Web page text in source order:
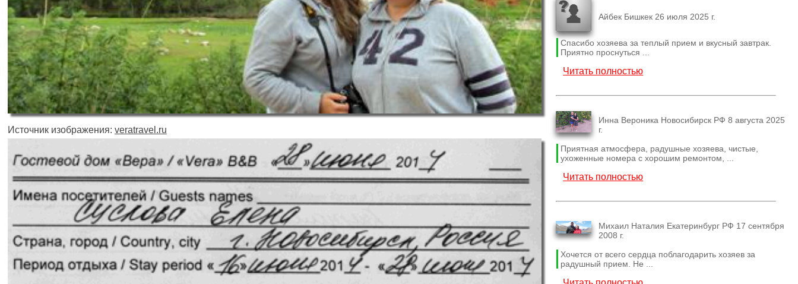
Источник изображения: veratravel.ru
Айбек Бишкек 26 июля 2025 г.
Спасибо хозяева за теплый прием и вкусный завтрак.
Приятно проснуться ...
Читать полностью
Инна Вероника Новосибирск РФ 8 августа 2025
г.
Приятная атмосфера, радушные хозяева, чистые,
ухоженные номера с хорошим ремонтом, ...
Читать полностью
Михаил Наталия Екатеринбург РФ 17 сентября
2008 г.
Хочется от всего сердца поблагодарить хозяев за
радушный прием. Не ...